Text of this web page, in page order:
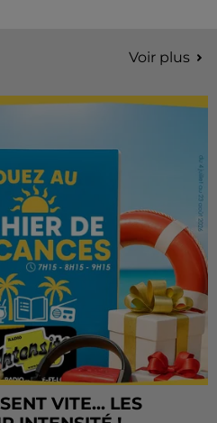
Voir plus
VITE... LES